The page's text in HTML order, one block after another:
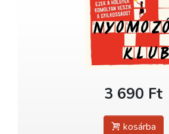
3 690 Ft
kosárba